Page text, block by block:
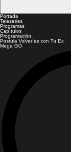
Portada
Teleseries
Programas
Capítulos
Programación
Postula Volverías con Tu Ex
Mega GO